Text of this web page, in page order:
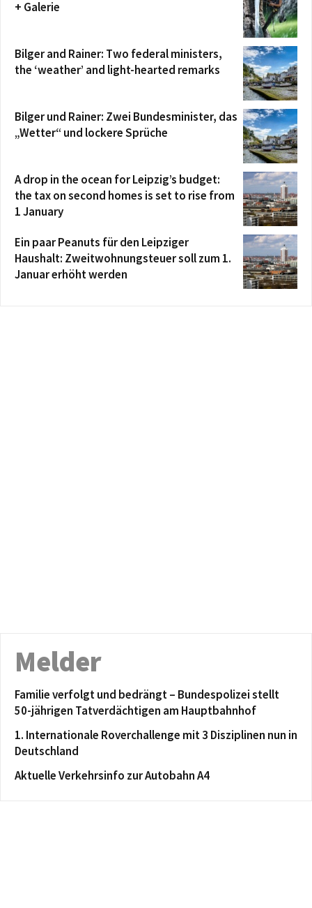
+ Galerie
Bilger and Rainer: Two federal ministers,
the ‘weather’ and light-hearted remarks
Bilger und Rainer: Zwei Bundesminister, das
„Wetter“ und lockere Sprüche
A drop in the ocean for Leipzig’s budget:
the tax on second homes is set to rise from
1 January
Ein paar Peanuts für den Leipziger
Haushalt: Zweitwohnungsteuer soll zum 1.
Januar erhöht werden
Melder
Familie verfolgt und bedrängt – Bundespolizei stellt
50-jährigen Tatverdächtigen am Hauptbahnhof
1. Internationale Roverchallenge mit 3 Disziplinen nun in
Deutschland
Aktuelle Verkehrsinfo zur Autobahn A4